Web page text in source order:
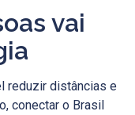
vai
reduzir distâncias e
conectar o Brasil